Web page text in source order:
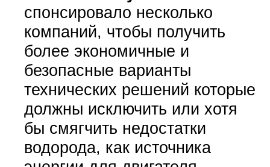
спонсировало несколько
компаний, чтобы получить
более экономичные и
безопасные варианты
технических решений которые
должны исключить или хотя
бы смягчить недостатки
водорода, как источника